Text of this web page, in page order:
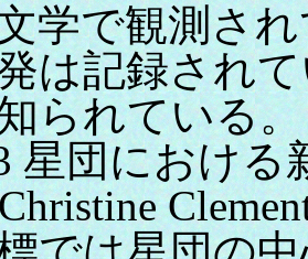
で観測され
は記録され
られている
星団におけ